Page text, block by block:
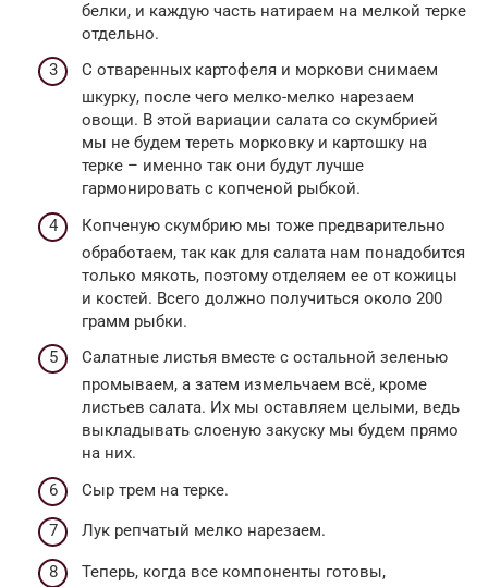
белки, и каждую часть натираем на мелкой терке
отдельно.
С отваренных картофеля и моркови снимаем
шкурку, после чего мелко-мелко нарезаем
овощи. В этой вариации салата со скумбрией
мы не будем тереть морковку и картошку на
терке – именно так они будут лучше
гармонировать с копченой рыбкой.
Копченую скумбрию мы тоже предварительно
обработаем, так как для салата нам понадобится
только мякоть, поэтому отделяем ее от кожицы
и костей. Всего должно получиться около 200
грамм рыбки.
Салатные листья вместе с остальной зеленью
промываем, а затем измельчаем всё, кроме
листьев салата. Их мы оставляем целыми, ведь
выкладывать слоеную закуску мы будем прямо
на них.
Сыр трем на терке.
Лук репчатый мелко нарезаем.
Теперь, когда все компоненты готовы,